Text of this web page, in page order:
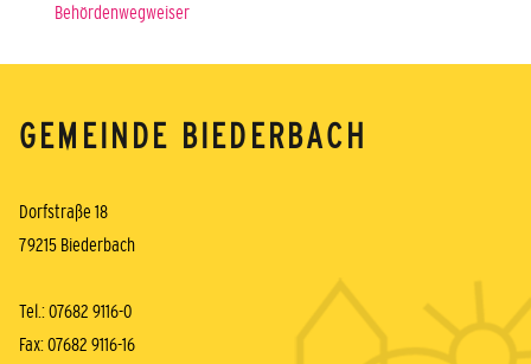
Behördenwegweiser
GEMEINDE BIEDERBACH
Dorfstraße 18
79215 Biederbach
Tel.: 07682 9116-0
Fax: 07682 9116-16